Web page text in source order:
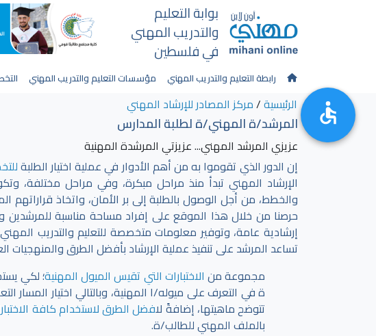
بوابة التعليم
والتدريب المهني
في فلسطين
رابطة التعليم والتدريب المهني مؤسسات التعليم والتدريب المهني
الرئيسية/مركز المصادر للإرشاد المهني
المرشد/ة المهني/ة لطلبة المدارس
عزيزي المرشد المهني... عزيزتي المرشدة المهنية
إن الدور الذي تقوموا به من أهم الأدوار في عملية اختيار الطلبة
الإرشاد المهني تبدأ منذ مراحل مبكرة، وفي مراحل مختلفة،
والخطط، من أجل الوصول بالطلبة إلى بر الأمان، واتخاذ قراراتهم
حرصنا من خلال هذا الموقع على إفراد مساحة مناسبة
إرشادية عامة، وتوفير معلومات متخصصة للتعليم والتدريب
تساعد المرشد على تنفيذ عملية الإرشاد بأفضل الطرق والمنهجيات
مجموعة من الاختبارات التي تقيس الميول المهنية؛ لكي
ة في التعرف على ميوله/ا المهنية، وبالتالي اختيار المسار
تتوضح ماهيتها، إضافةً لافضل الطرق لاستخدام كافة
بالملف المهني للطالب/ة.